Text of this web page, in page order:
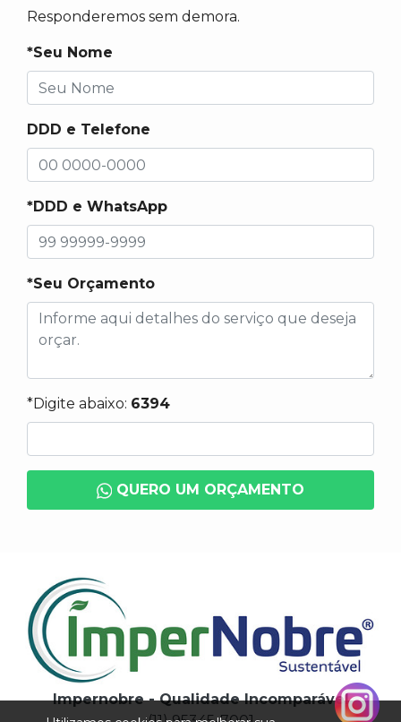
Responderemos sem demora.
*Seu Nome
DDD e Telefone
*DDD e WhatsApp
*Seu Orçamento
*Digite abaixo: 6394
QUERO UM ORÇAMENTO
Impernobre - Qualidade Incomparável